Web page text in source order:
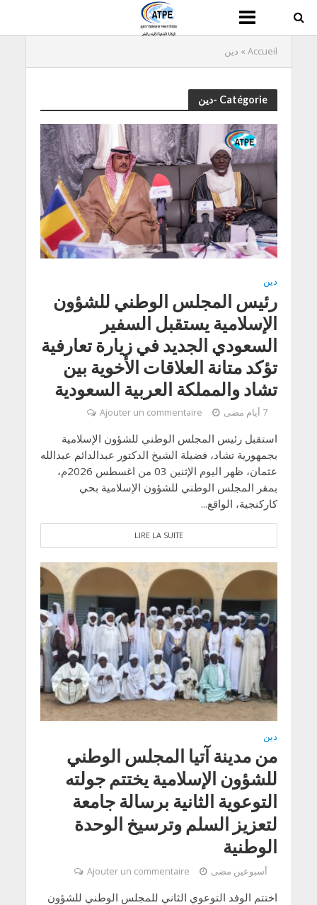
Accueil
» دين
Catégorie -دين
دين
رئيس المجلس الوطني للشؤون
الإسلامية يستقبل السفير
السعودي الجديد في زيارة تعارفية
تؤكد متانة العلاقات الأخوية بين
تشاد والمملكة العربية السعودية
7 أيام مضى Ajouter un commentaire
استقبل رئيس المجلس الوطني للشؤون الإسلامية
بجمهورية تشاد، فضيلة الشيخ الدكتور عبدالدائم عبدالله
عثمان، ظهر اليوم الإثنين 03 من اغسطس 2026م،
بمقر المجلس الوطني للشؤون الإسلامية بحي
كاركنجية، الواقع...
LIRE LA SUITE
دين
من مدينة آتيا المجلس الوطني
للشؤون الإسلامية يختتم جولته
التوعوية الثانية برسالة جامعة
لتعزيز السلم وترسيخ الوحدة
الوطنية
أسبوعين مضى Ajouter un commentaire
اختتم الوفد التوعوي الثاني للمجلس الوطني للشؤون